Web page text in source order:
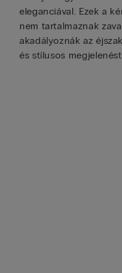
eleganciával. Ezek a
nem tartalmaznak
akadályoznák az
és stílusos